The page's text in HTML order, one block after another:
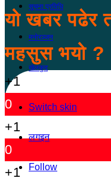
सूचना प्रविधि
मनोरञ्जन
खेलकुद
Switch skin
लगइन
Follow
यो खबर पढेर
महसुस भयो ?
+1
0
+1
0
+1